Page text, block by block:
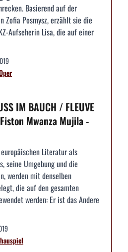
Basierend auf der
Zofia Posmysz, erzählt sie die
Aufseherin Lisa, die auf einer
IM BAUCH / FLEUVE
Fiston Mwanza Mujila -
Literatur als
seine Umgebung und die
werden mit denselben
die auf den gesamten
werden: Er ist das Andere